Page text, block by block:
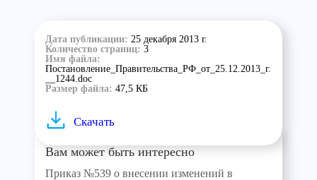
Дата публикации: 25 декабря 2013 г.
Количество страниц: 3
Имя файла:
Постановление_Правительства_РФ_от_25.12.2013_г.
__1244.doc
Размер файла: 47,5 КБ
Скачать
Вам может быть интересно
Приказ №539 о внесении изменений в